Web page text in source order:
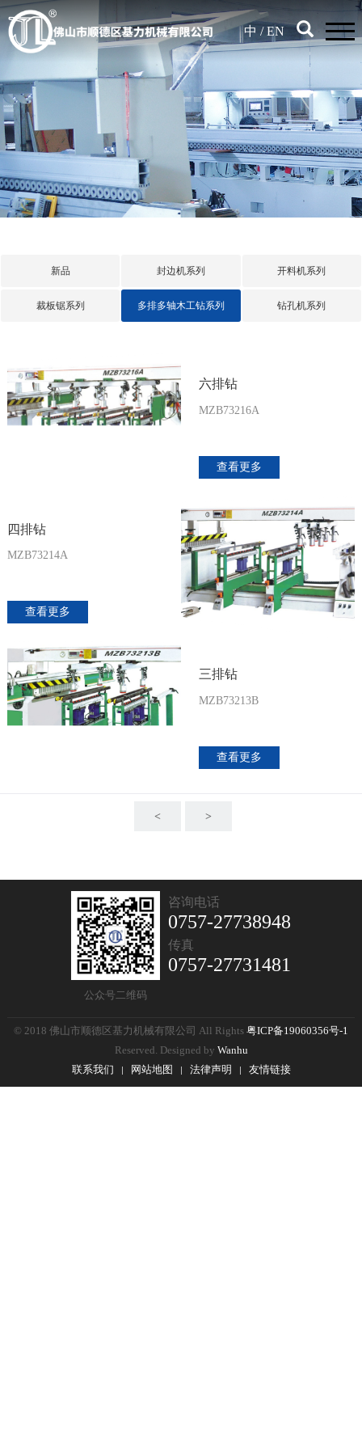
中 /EN
新品 封边机系列 开料机系列
裁板锯系列 多排多轴木工钻系列 钻孔机系列
六排钻
MZB73216A
查看更多
四排钻
MZB73214A
查看更多
三排钻
MZB73213B
查看更多
< >
公众号二维码
咨询电话
0757-27738948
传真
0757-27731481
© 2018 佛山市顺德区基力机械有限公司 All Rights 粤ICP备19060356号-1
Reserved. Designed by Wanhu
联系我们
网站地图 法律声明 友情链接